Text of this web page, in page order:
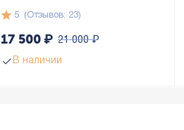
(Отзывов: 23)
5
В наличии
21 000 ₽
17 500₽